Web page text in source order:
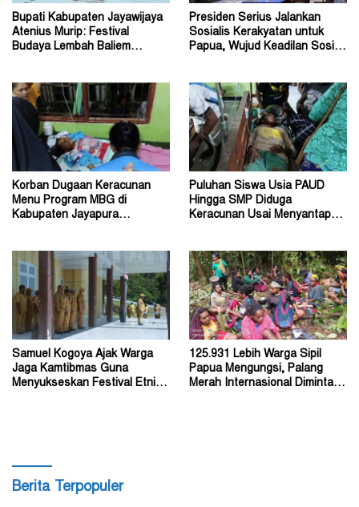
Bupati Kabupaten Jayawijaya
Atenius Murip: Festival
Budaya Lembah Baliem
Presiden Serius Jalankan
Sosialis Kerakyatan untuk
Papua, Wujud Keadilan Sosial
Korban Dugaan Keracunan
Menu Program MBG di
Kabupaten Jayapura
Puluhan Siswa Usia PAUD
Hingga SMP Diduga
Keracunan Usai Menyantap
Samuel Kogoya Ajak Warga
Jaga Kamtibmas Guna
Menyukseskan Festival Etnik
125.931 Lebih Warga Sipil
Papua Mengungsi, Palang
Merah Internasional Diminta
Berita Terpopuler